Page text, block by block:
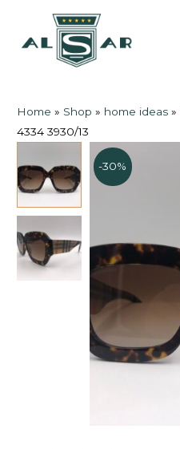
contenuto
Home » Shop » home ideas »
4334 3930/13
-30%